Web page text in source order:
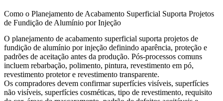
Como o Planejamento de Acabamento Superficial Suporta Projetos
de Fundição de Alumínio por Injeção
O planejamento de acabamento superficial suporta projetos de
fundição de alumínio por injeção definindo aparência, proteção e
padrões de aceitação antes da produção. Pós-processos comuns
incluem rebarbação, polimento, pintura, revestimento em pó,
revestimento protetor e revestimento transparente.
Os compradores devem confirmar superfícies visíveis, superfícies
não visíveis, superfícies cosméticas, tipo de revestimento, requisito